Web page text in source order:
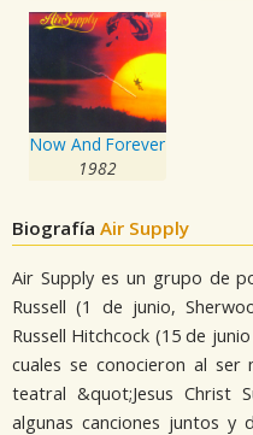
Now And Forever
1982
Biografía Air Supply
Air Supply es un grupo de
Russell (1 de junio,
Russell Hitchcock (15 de
cuales se conocieron al
teatral &quot;Jesus Christ
algunas canciones juntos y